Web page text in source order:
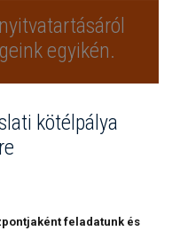
egyikén.
kötélpálya
feladatunk és